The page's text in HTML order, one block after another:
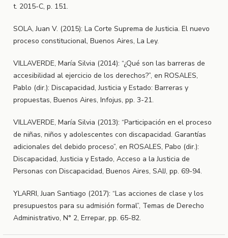
t. 2015-C, p. 151.
SOLA, Juan V. (2015): La Corte Suprema de Justicia. El nuevo
proceso constitucional, Buenos Aires, La Ley.
VILLAVERDE, María Silvia (2014): “¿Qué son las barreras de
accesibilidad al ejercicio de los derechos?”, en ROSALES,
Pablo (dir.): Discapacidad, Justicia y Estado: Barreras y
propuestas, Buenos Aires, Infojus, pp. 3-21.
VILLAVERDE, María Silvia (2013): “Participación en el proceso
de niñas, niños y adolescentes con discapacidad. Garantías
adicionales del debido proceso”, en ROSALES, Pabo (dir.):
Discapacidad, Justicia y Estado, Acceso a la Justicia de
Personas con Discapacidad, Buenos Aires, SAIJ, pp. 69-94.
YLARRI, Juan Santiago (2017): “Las acciones de clase y los
presupuestos para su admisión formal”, Temas de Derecho
Administrativo, N° 2, Errepar, pp. 65-82.